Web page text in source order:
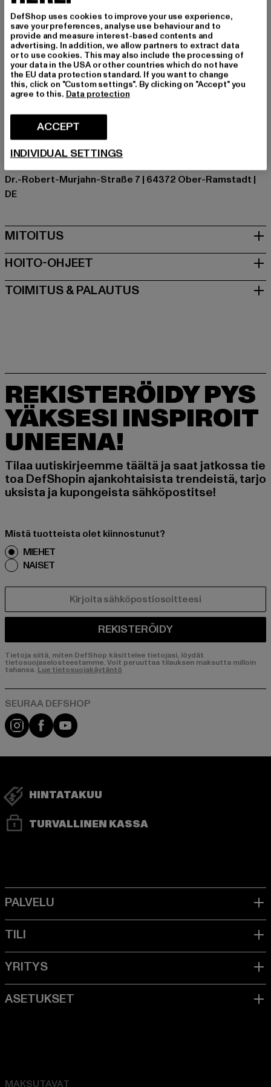
Tilaisuus: Arkivaatteet, Mukava, Rentoudu, Vapaa-aika
Kuvio: Raidallinen
Leikkaa: Regular
Tuotemerkki: Estelou
Kategoria: Crew Neck Jumpers
Color: rosa
Materiaalin koostumus: 100% Puuvilla
Art.Nr: EST-C-CH-00760
Dr.-Robert-Murjahn-Straße 7 | 64372 Ober-Ramstadt |
DE
MITOITUS
HOITO-OHJEET
TOIMITUS & PALAUTUS
REKISTERÖIDY PYS
YÄKSESI INSPIROIT
UNEENA!
Tilaa uutiskirjeemme täältä ja saat jatkossa tie
toa DefShopin ajankohtaisista trendeistä, tarjo
uksista ja kupongeista sähköpostitse!
Mistä tuotteista olet kiinnostunut?
MIEHET
NAISET
REKISTERÖIDY
Tietoja siitä, miten DefShop käsittelee tietojasi, löydät
tietosuojaselosteestamme. Voit peruuttaa tilauksen maksutta milloin
tahansa. Lue tietosuojakäytäntö
Visit our Instagram page:
Visit our Facebook page:
Visit our YouTube channel:
HINTATAKUU
TURVALLINEN KASSA
MAKSUTAVAT
DefShop uses cookies to improve your use experience,
save your preferences, analyse use behaviour and to
provide and measure interest-based contents and
advertising. In addition, we allow partners to extract data
or to use cookies. This may also include the processing of
your data in the USA or other countries which do not have
the EU data protection standard. If you want to change
this, click on "Custom settings". By clicking on "Accept" you
agree to this. Data protection
ACCEPT
INDIVIDUAL SETTINGS